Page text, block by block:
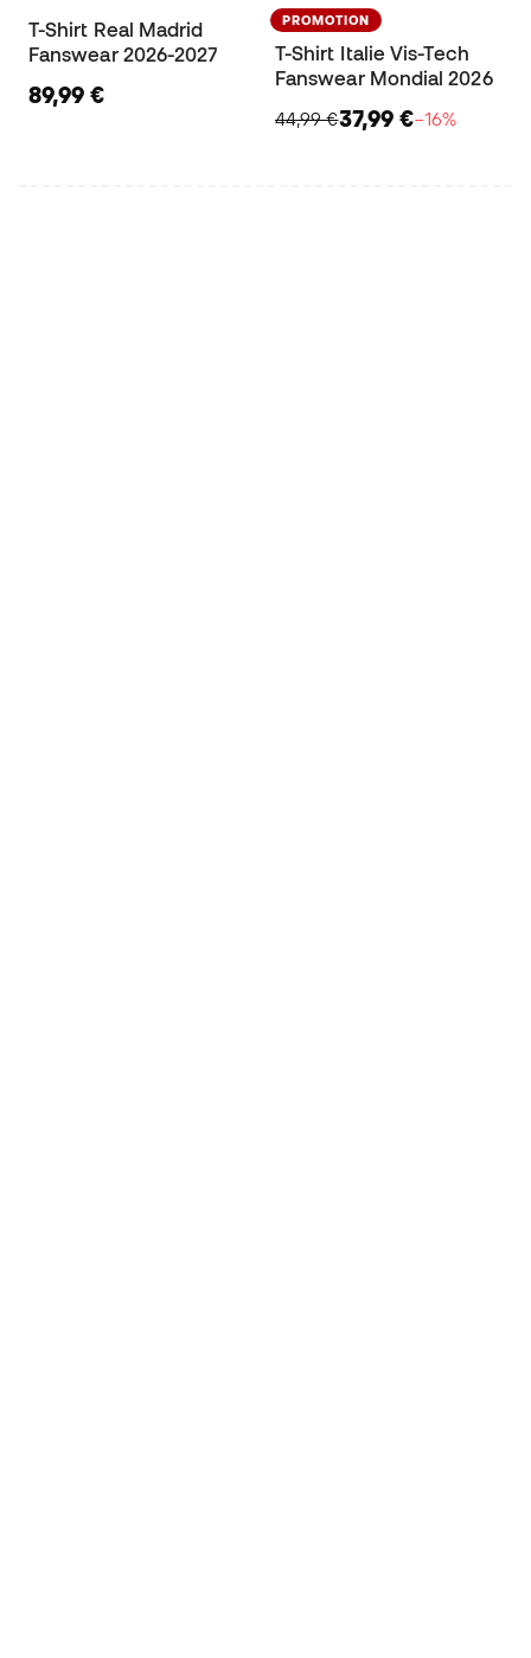
T-Shirt Real Madrid
Fanswear 2026-2027
89,99 €
PROMOTION
T-Shirt Italie Vis-Tech
Fanswear Mondial 2026
44,99 €37,99 €−16%